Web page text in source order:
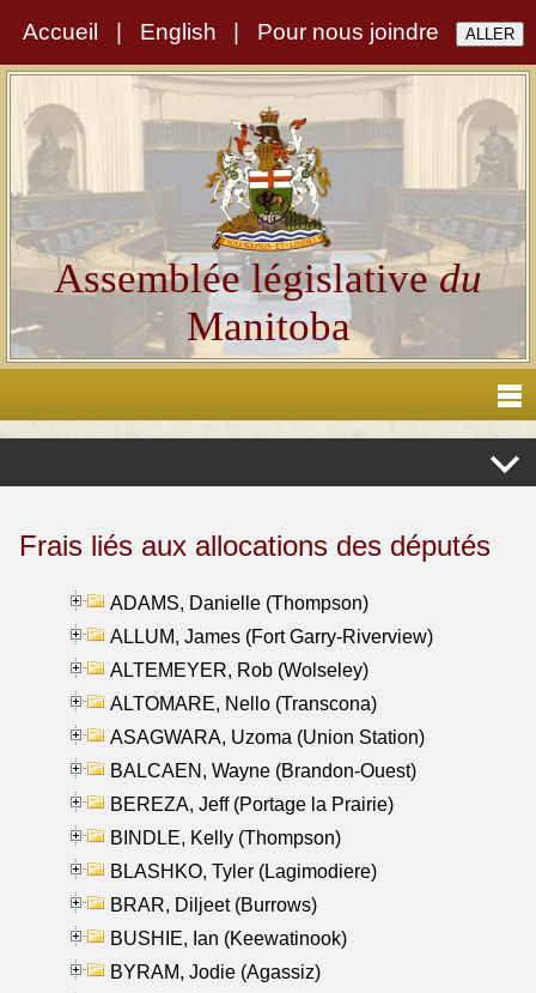
Accueil English Pour nous joindre
Assemblée législativedu
Manitoba
Frais liés aux allocations des députés
ADAMS, Danielle (Thompson)
ALLUM, James (Fort Garry-Riverview)
ALTEMEYER, Rob (Wolseley)
ALTOMARE, Nello (Transcona)
ASAGWARA, Uzoma (Union Station)
BALCAEN, Wayne (Brandon-Ouest)
BEREZA, Jeff (Portage la Prairie)
BINDLE, Kelly (Thompson)
BLASHKO, Tyler (Lagimodiere)
BRAR, Diljeet (Burrows)
BUSHIE, Ian (Keewatinook)
BYRAM, Jodie (Agassiz)